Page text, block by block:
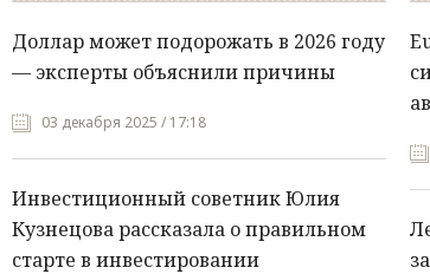
Доллар может подорожать в 2026 году
— эксперты объяснили причины
03 декабря 2025 / 17:18
Инвестиционный советник Юлия
Кузнецова рассказала о правильном
старте в инвестировании